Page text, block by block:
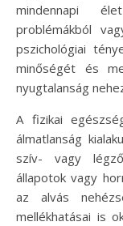
mindennapi
problémákból
pszichológiai
minőségét és
nyugtalanság
A fizikai
álmatlanság
szív- vagy
állapotok vagy
az alvás
mellékhatásai is